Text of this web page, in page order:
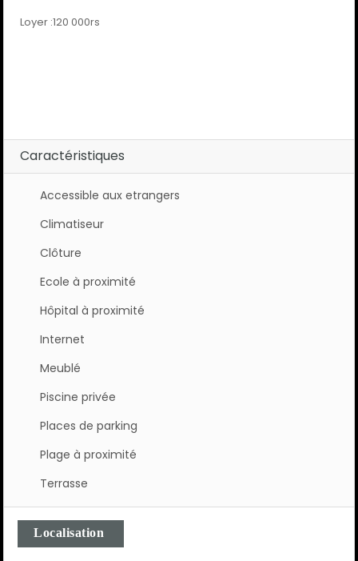
Loyer :120 000rs
Caractéristiques
Accessible aux etrangers
Climatiseur
Clôture
Ecole à proximité
Hôpital à proximité
Internet
Meublé
Piscine privée
Places de parking
Plage à proximité
Terrasse
Localisation